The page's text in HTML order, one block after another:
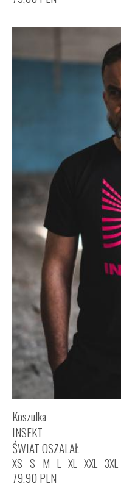
Koszulka
INSEKT
ŚWIAT OSZALAŁ
XS S M L XL XXL 3XL
79,90 PLN